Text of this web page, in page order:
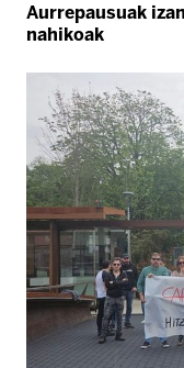
Aurrepausuak
nahikoak